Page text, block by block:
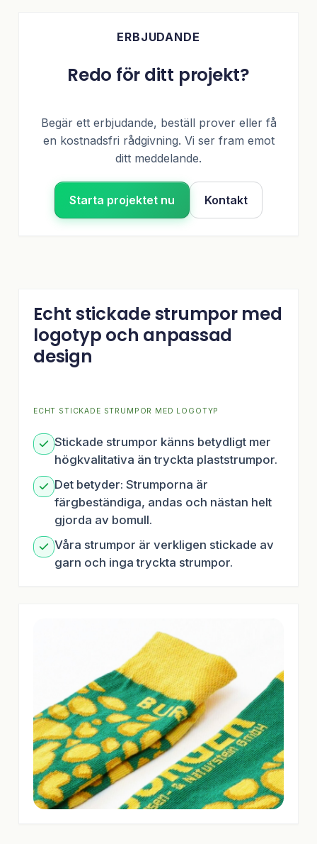
ERBJUDANDE
Redo för ditt projekt?
Begär ett erbjudande, beställ prover eller få
en kostnadsfri rådgivning. Vi ser fram emot
ditt meddelande.
Starta projektet nu Kontakt
Echt stickade strumpor med
logotyp och anpassad
design
ECHT STICKADE STRUMPOR MED LOGOTYP
Stickade strumpor känns betydligt mer
högkvalitativa än tryckta plaststrumpor.
Det betyder: Strumporna är
färgbeständiga, andas och nästan helt
gjorda av bomull.
Våra strumpor är verkligen stickade av
garn och inga tryckta strumpor.